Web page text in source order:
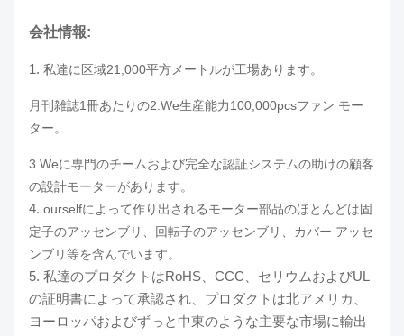
会社情報:
1. 私達に区域21,000平方メートルが工場あります。
月刊雑誌1冊あたりの2.We生産能力100,000pcsファン モー
ター。
3.Weに専門のチームおよび完全な認証システムの助けの顧客
の設計モーターがあります。
4. ourselfによって作り出されるモーター部品のほとんどは固
定子のアッセンブリ、回転子のアッセンブリ、カバー アッセ
ンブリ等を含んでいます。
5. 私達のプロダクトはRoHS、CCC、セリウムおよびUL
の証明書によって承認され、プロダクトは北アメリカ、
ヨーロッパおよびずっと中東のような主要な市場に輸出